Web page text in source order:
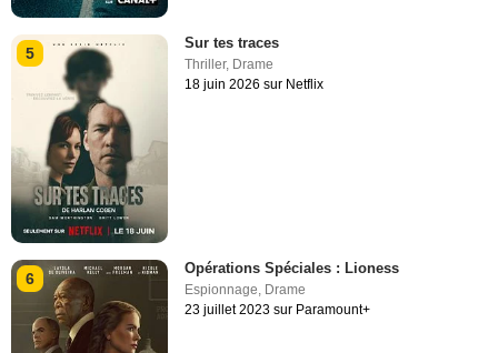
5
Sur tes traces
Thriller, Drame
18 juin 2026 sur Netflix
6
Opérations Spéciales : Lioness
Espionnage, Drame
23 juillet 2023 sur Paramount+